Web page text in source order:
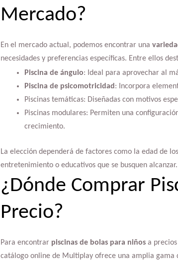
Mercado?
En el mercado actual, podemos encontrar una
necesidades y preferencias específicas. Entre ellos
Piscina de ángulo: Ideal para aprovechar al
Piscina de psicomotricidad : Incorpora
Piscinas temáticas: Diseñadas con motivos
Piscinas modulares: Permiten una
crecimiento.
La elección dependerá de factores como la edad de
entretenimiento o educativos que se busquen alcanzar.
¿Dónde Comprar
Precio?
Para encontrar piscinas de bolas para niñosa precios
catálogo online de Multiplay ofrece una amplia gama